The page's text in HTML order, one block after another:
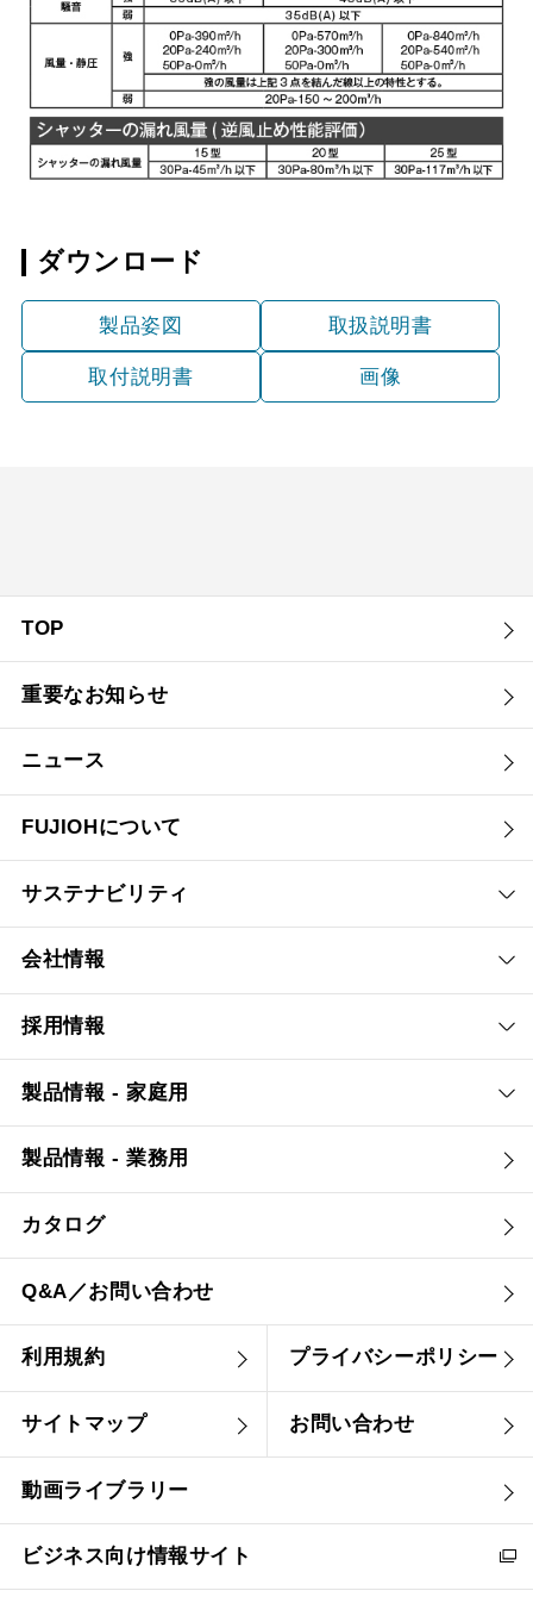
ダウンロード
製品姿図 取扱説明書
取付説明書 画像
TOP
重要なお知らせ
ニュース
FUJIOHについて
サステナビリティ
会社情報
採用情報
製品情報 - 家庭用
製品情報 - 業務用
カタログ
Q&A／お問い合わせ
利用規約 プライバシーポリシー
サイトマップ お問い合わせ
動画ライブラリー
ビジネス向け情報サイト